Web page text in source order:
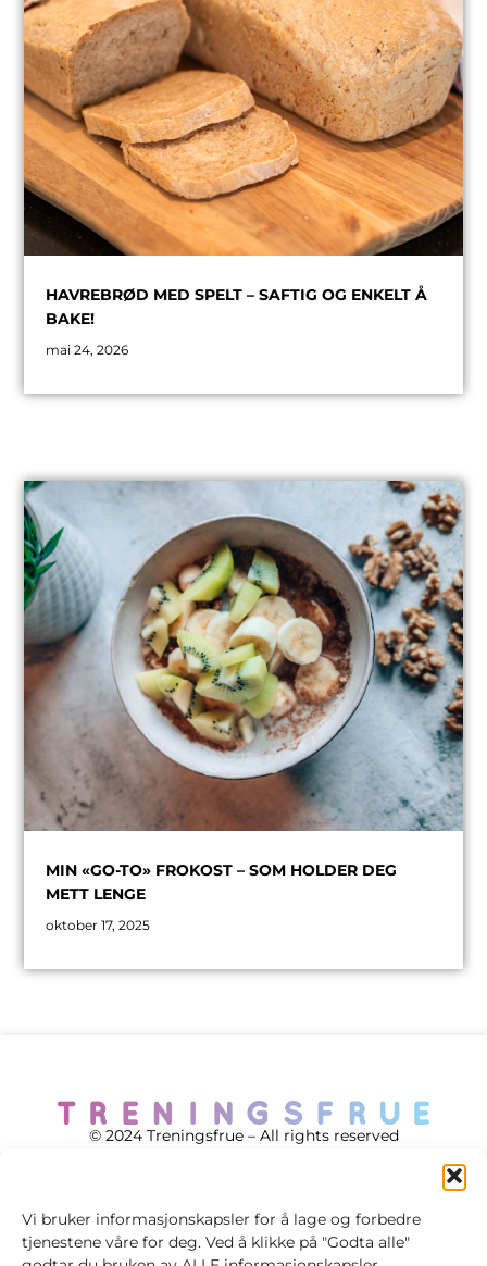
Vi bruker informasjonskapsler for å lage og forbedre
tjenestene våre for deg. Ved å klikke på "Godta alle"
HAVREBRØD MED SPELT – SAFTIG OG ENKELT Å
BAKE!
mai 24, 2026
MIN «GO-TO» FROKOST – SOM HOLDER DEG
METT LENGE
oktober 17, 2025
© 2024 Treningsfrue – All rights reserved
Cookie policy